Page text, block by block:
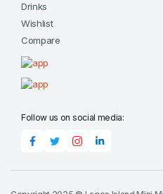
Drinks
Wishlist
Compare
Follow us on social media: